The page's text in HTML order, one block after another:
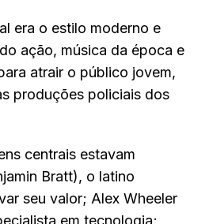
era o estilo moderno e
ação, música da época e
atrair o público jovem,
produções policiais dos
centrais estavam
Bratt), o latino
seu valor; Alex Wheeler
em tecnologia;